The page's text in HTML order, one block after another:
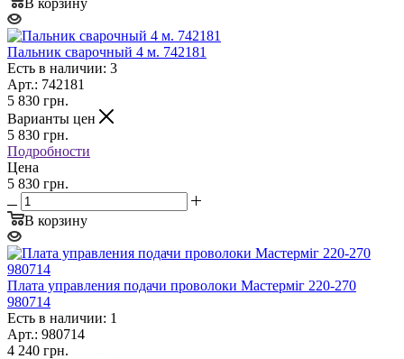
Пальник сварочный 4 м. 742181
Есть в наличии: 3
Арт.: 742181
5 830 грн.
Варианты цен
5 830 грн.
Подробности
Цена
5 830 грн.
В корзину
Плата управления подачи проволоки Мастерміг 220-270
980714
Есть в наличии: 1
Арт.: 980714
4 240 грн.